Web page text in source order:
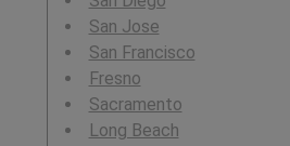
San Jose
San Francisco
Fresno
Sacramento
Long Beach